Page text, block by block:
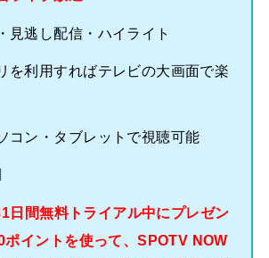
見逃し配信・ハイライト
を利用すればテレビの大画面で楽
コン・タブレットで視聴可能
日間無料トライアル中にプレゼン
ポイントを使って、SPOTV NOW